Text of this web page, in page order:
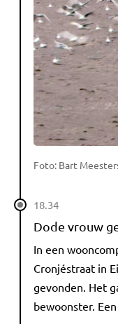
Foto: Bart
18.34
Dode vrouw
In een
Cronjéstraat in
gevonden. Het
bewoonster.